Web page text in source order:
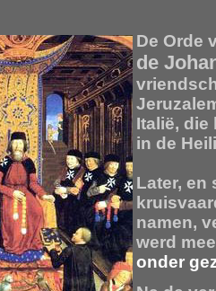
De Orde
de
Italië, die
in de
Later, en
namen,
werd
onder